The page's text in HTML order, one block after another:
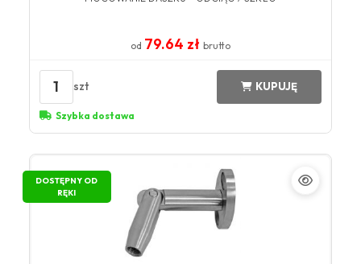
od 79.64 zł brutto
1 szt KUPUJĘ
Szybka dostawa
DOSTĘPNY OD
RĘKI